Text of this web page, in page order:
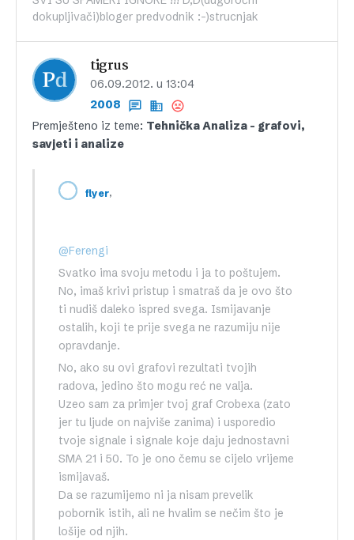
dokupljivači)bloger predvodnik :-)strucnjak
tigrus
06.09.2012. u 13:04
2008
Premješteno iz teme: Tehnička Analiza – grafovi,
savjeti i analize
flyer,
@Ferengi
Svatko ima svoju metodu i ja to poštujem.
No, imaš krivi pristup i smatraš da je ovo što
ti nudiš daleko ispred svega. Ismijavanje
ostalih, koji te prije svega ne razumiju nije
opravdanje.
No, ako su ovi grafovi rezultati tvojih
radova, jedino što mogu reć ne valja.
Uzeo sam za primjer tvoj graf Crobexa (zato
jer tu ljude on najviše zanima) i usporedio
tvoje signale i signale koje daju jednostavni
SMA 21 i 50. To je ono čemu se cijelo vrijeme
ismijavaš.
Da se razumijemo ni ja nisam prevelik
pobornik istih, ali ne hvalim se nečim što je
lošije od njih.